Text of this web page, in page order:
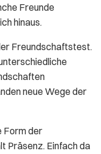
Freunde
hinaus.
Freundschaftstest.
neue Wege der
Form der
Präsenz. Einfach da